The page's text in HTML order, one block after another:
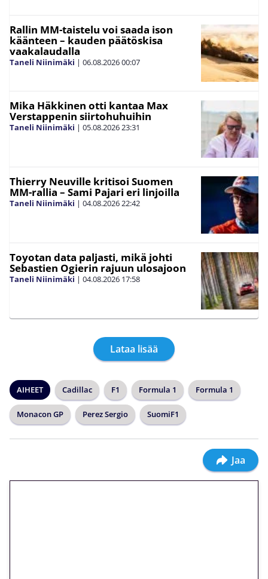
Rallin MM-taistelu voi saada ison
käänteen – kauden päätöskisa
vaakalaudalla
Taneli Niinimäki | 06.08.202600:07
Mika Häkkinen otti kantaa Max
Verstappenin siirtohuhuihin
Taneli Niinimäki | 05.08.202623:31
Thierry Neuville kritisoi Suomen
MM-rallia – Sami Pajari eri linjoilla
Taneli Niinimäki | 04.08.202622:42
Toyotan data paljasti, mikä johti
Sebastien Ogierin rajuun ulosajoon
Taneli Niinimäki | 04.08.2026 17:58
Lataa lisää
AIHEET Cadillac F1 Formula 1 Formula 1
Monacon GP Perez Sergio SuomiF1
Jaa